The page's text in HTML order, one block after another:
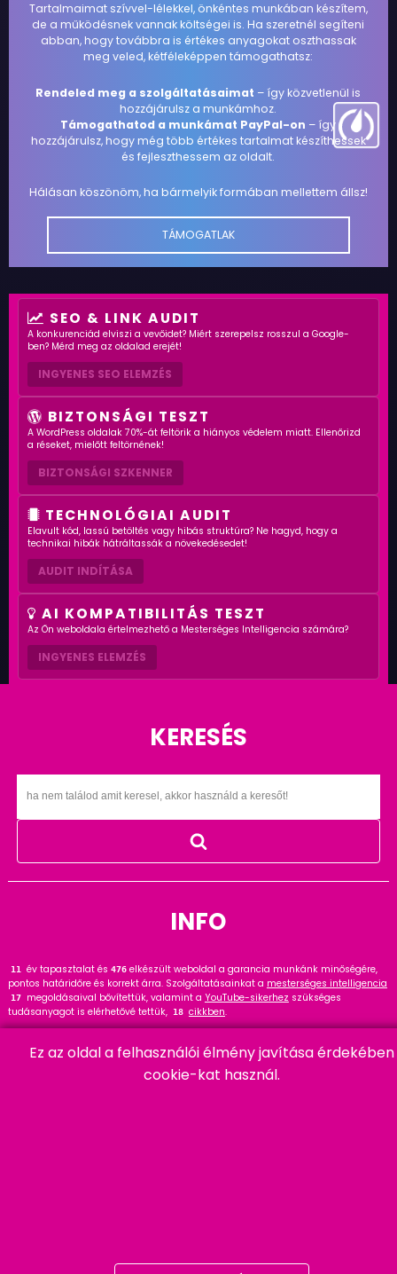
Tartalmaimat szívvel-lélekkel, önkéntes munkában készítem,
de a működésnek vannak költségei is. Ha szeretnél segíteni
abban, hogy továbbra is értékes anyagokat oszthassak
meg veled, kétféleképpen támogathatsz:
Rendeled meg a szolgáltatásaimat – így közvetlenül is
hozzájárulsz a munkámhoz.
Támogathatod a munkámat PayPal-on – így
hozzájárulsz, hogy még több értékes tartalmat készíthessek
és fejleszthessem az oldalt.
Hálásan köszönöm, ha bármelyik formában mellettem állsz!
TÁMOGATLAK
SEO & LINK AUDIT
A konkurenciád elviszi a vevőidet? Miért szerepelsz rosszul a Google-
ben? Mérd meg az oldalad erejét!
INGYENES SEO ELEMZÉS
BIZTONSÁGI TESZT
A WordPress oldalak 70%-át feltörik a hiányos védelem miatt. Ellenőrizd
a réseket, mielőtt feltörnének!
BIZTONSÁGI SZKENNER
TECHNOLÓGIAI AUDIT
Elavult kód, lassú betöltés vagy hibás struktúra? Ne hagyd, hogy a
technikai hibák hátráltassák a növekedésedet!
AUDIT INDÍTÁSA
AI KOMPATIBILITÁS TESZT
Az Ön weboldala értelmezhető a Mesterséges Intelligencia számára?
INGYENES ELEMZÉS
KERESÉS
INFO
12 év tapasztalat és 476elkészült weboldal a garancia munkánk minőségére,
pontos határidőre és korrekt árra. Szolgáltatásainkat a mesterséges intelligencia
17 megoldásaival bővítettük, valamint a YouTube-sikerhez szükséges
tudásanyagot is elérhetővé tettük, 18 cikkben.
szakértőként ajánlom a 91 cikket és bővítményt.
Ez az oldal a felhasználói élmény javítása érdekében
cookie-kat használ.